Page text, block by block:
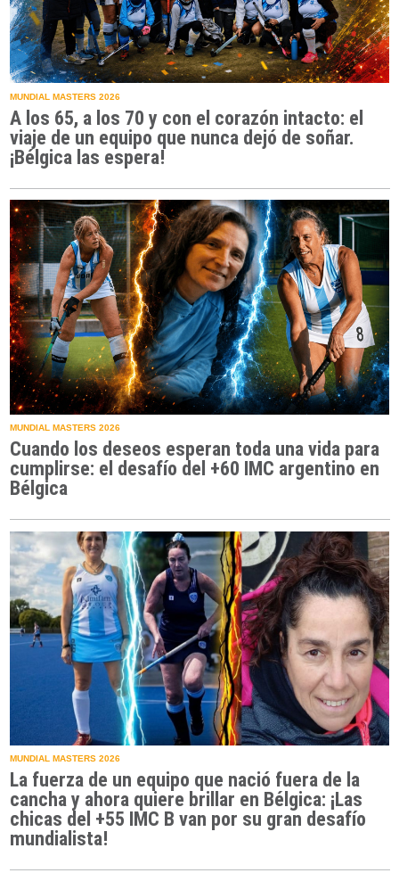
MUNDIAL MASTERS 2026
A los 65, a los 70 y con el corazón intacto: el
viaje de un equipo que nunca dejó de soñar.
¡Bélgica las espera!
MUNDIAL MASTERS 2026
Cuando los deseos esperan toda una vida para
cumplirse: el desafío del +60 IMC argentino en
Bélgica
MUNDIAL MASTERS 2026
La fuerza de un equipo que nació fuera de la
cancha y ahora quiere brillar en Bélgica: ¡Las
chicas del +55 IMC B van por su gran desafío
mundialista!